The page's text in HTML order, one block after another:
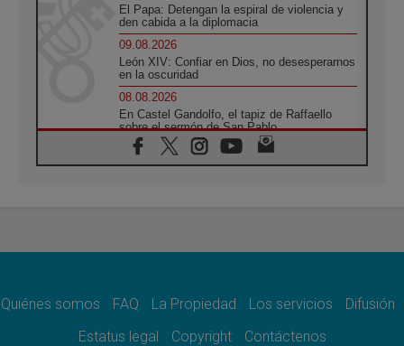
El Papa: Detengan la espiral de violencia y
den cabida a la diplomacia
09.08.2026
León XIV: Confiar en Dios, no desesperarnos
en la oscuridad
08.08.2026
En Castel Gandolfo, el tapiz de Raffaello
sobre el sermón de San Pablo
08.08.2026
En Colombia, «la paz no se compra con una
08.08.2026
08.08.2026
del Buen Consejo de Genazzano
Quiénes somos FAQ La Propiedad Los servicios
Difusión
Estatus legal
Copyright Contáctenos